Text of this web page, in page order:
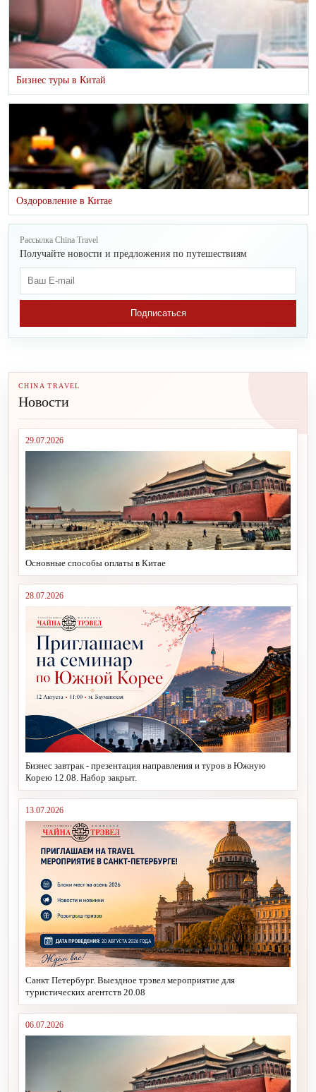
Бизнес туры в Китай
Оздоровление в Китае
Рассылка China Travel
Получайте новости и предложения по путешествиям
Подписаться
CHINA TRAVEL
Новости
29.07.2026
Основные способы оплаты в Китае
28.07.2026
Бизнес завтрак - презентация направления и туров в Южную
Корею 12.08. Набор закрыт.
13.07.2026
Санкт Петербург. Выездное трэвел мероприятие для
туристических агентств 20.08
06.07.2026